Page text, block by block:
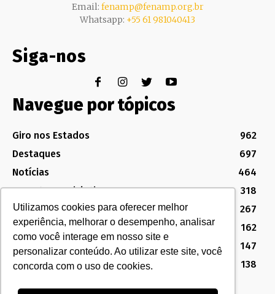
Utilizamos cookies para oferecer melhor
experiência, melhorar o desempenho, analisar
como você interage em nosso site e
personalizar conteúdo. Ao utilizar este site, você
concorda com o uso de cookies.
Email: fenamp@fenamp.org.br
Whatsapp: +55 61 981040413
Siga-nos
Navegue por tópicos
Giro nos Estados
962
Destaques
697
Notícias
464
Assuntos Legislativos
318
Política Sindical e Institucional
267
Destaques do Legislativo
162
Notícias do Congresso
147
MG
138